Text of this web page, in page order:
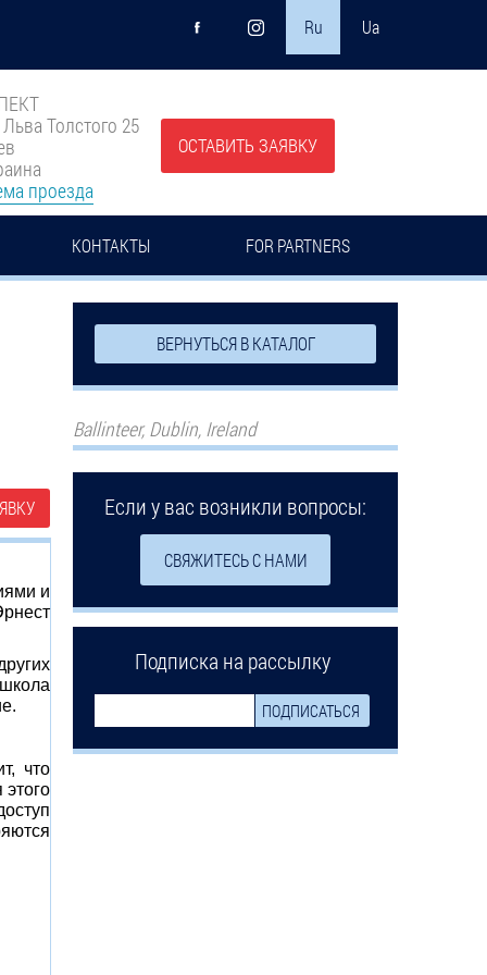
Ru Ua
Толстого 25
проезда
ОСТАВИТЬ ЗАЯВКУ
КОНТАКТЫ FOR PARTNERS
и
что
ВЕРНУТЬСЯ В КАТАЛОГ
Ballinteer, Dublin, Ireland
Если у вас возникли вопросы:
СВЯЖИТЕСЬ С НАМИ
Подписка на рассылку